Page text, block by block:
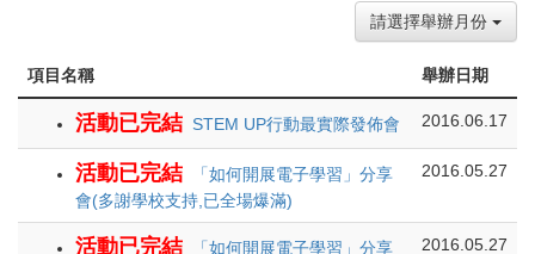
請選擇舉辦月份
項目名稱 舉辦日期
活動已完結 STEM UP行動最實際發佈會 2016.06.17
活動已完結
「如何開展電子學習」分享
會(多謝學校支持,已全場爆滿)
2016.05.27
活動已完結 「如何開展電子學習」分享 2016.05.27